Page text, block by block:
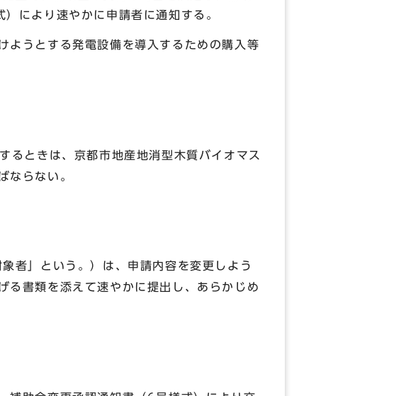
により速やかに申請者に通知する。
うとする発電設備を導入するための購入等
ときは、京都市地産地消型木質バイオマス
ならない。
者」という。）は、申請内容を変更しよう
る書類を添えて速やかに提出し、あらかじめ